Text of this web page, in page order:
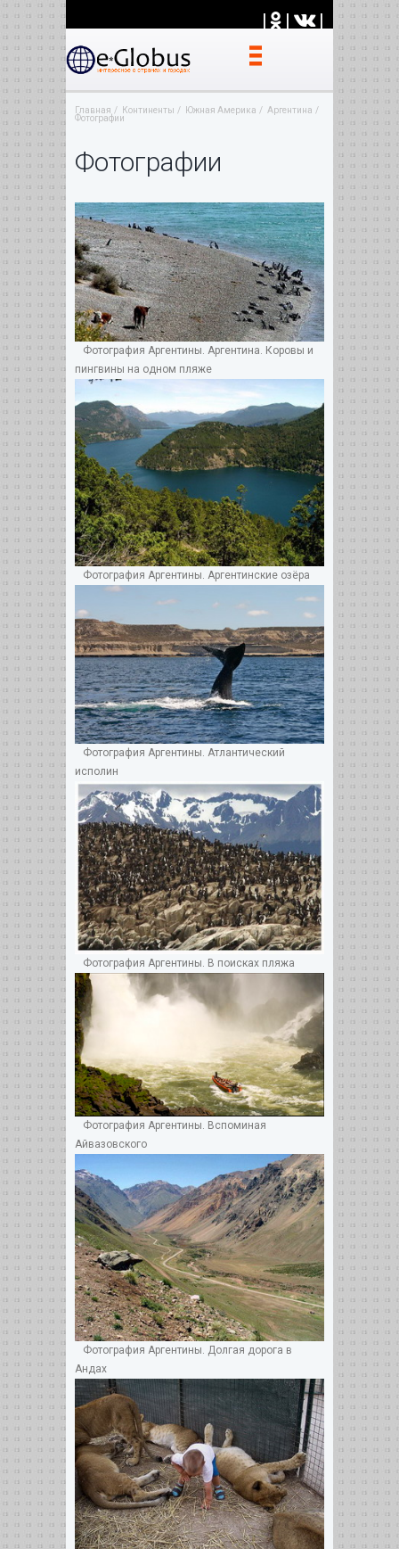
| | |
Главная Континенты Южная Америка
Аргентина
Фотографии
Фотографии
Фотография Аргентины. Аргентина. Коровы и
пингвины на одном пляже
Фотография Аргентины. Аргентинские озёра
Фотография Аргентины. Атлантический
исполин
Фотография Аргентины. В поисках пляжа
Фотография Аргентины. Вспоминая
Айвазовского
Фотография Аргентины. Долгая дорога в
Андах